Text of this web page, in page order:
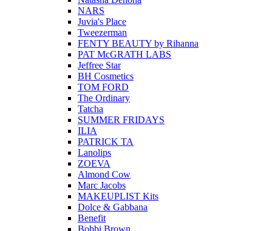
NARS
Juvia's Place
Tweezerman
FENTY BEAUTY by Rihanna
PAT McGRATH LABS
Jeffree Star
BH Cosmetics
TOM FORD
The Ordinary
Tatcha
SUMMER FRIDAYS
ILIA
PATRICK TA
Lanolips
ZOEVA
Almond Cow
Marc Jacobs
MAKEUPLIST Kits
Dolce & Gabbana
Benefit
Bobbi Brown